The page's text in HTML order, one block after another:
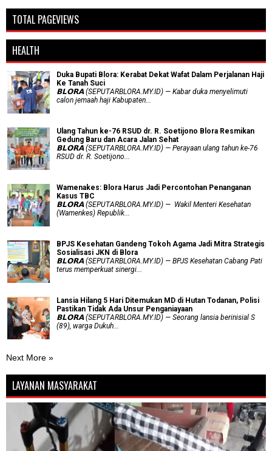
TOTAL PAGEVIEWS
HEALTH
Duka Bupati Blora: Kerabat Dekat Wafat Dalam Perjalanan Haji
Ke Tanah Suci
𝗕𝗟𝗢𝗥𝗔 (SEPUTARBLORA.MY.ID) — Kabar duka menyelimuti
calon jemaah haji Kabupaten...
Ulang Tahun ke-76 RSUD dr. R. Soetijono Blora Resmikan
Gedung Baru dan Acara Jalan Sehat
𝗕𝗟𝗢𝗥𝗔 (SEPUTARBLORA.MY.ID) — Perayaan ulang tahun ke-76
RSUD dr. R. Soetijono...
Wamenakes: Blora Harus Jadi Percontohan Penanganan
Kasus TBC
𝗕𝗟𝗢𝗥𝗔 (SEPUTARBLORA.MY.ID) — Wakil Menteri Kesehatan
(Wamenkes) Republik...
BPJS Kesehatan Gandeng Tokoh Agama Jadi Mitra Strategis
Sosialisasi JKN di Blora
𝗕𝗟𝗢𝗥𝗔 (SEPUTARBLORA.MY.ID) — BPJS Kesehatan Cabang Pati
terus memperkuat sinergi...
Lansia Hilang 5 Hari Ditemukan MD di Hutan Todanan, Polisi
Pastikan Tidak Ada Unsur Penganiayaan
𝗕𝗟𝗢𝗥𝗔 (SEPUTARBLORA.MY.ID) — Seorang lansia berinisial S
(89), warga Dukuh...
Next More »
LAYANAN MASYARAKAT